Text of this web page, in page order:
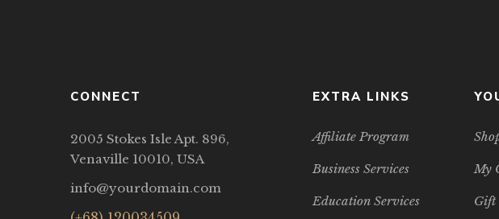
CONNECT
2005 Stokes Isle Apt. 896,
Venaville 10010, USA
info@yourdomain.com
EXTRA LINKS
Affiliate Program
Business Services
Education Services
My
Gift